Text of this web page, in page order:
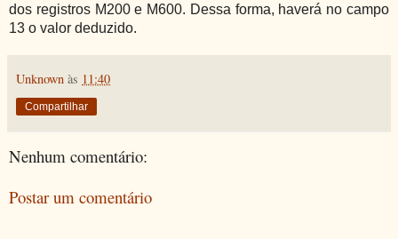
dos registros M200 e M600. Dessa forma, haverá no campo
13 o valor deduzido.
Unknown às 11:40
Compartilhar
Nenhum comentário:
Postar um comentário